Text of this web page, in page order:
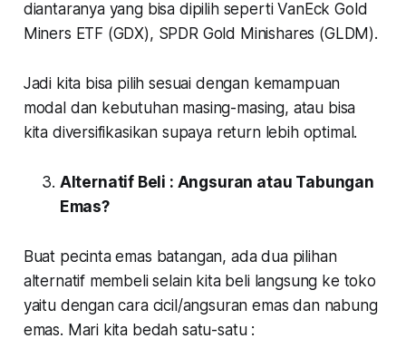
diantaranya yang bisa dipilih seperti VanEck Gold
Miners ETF (GDX), SPDR Gold Minishares (GLDM).
Jadi kita bisa pilih sesuai dengan kemampuan
modal dan kebutuhan masing-masing, atau bisa
kita diversifikasikan supaya return lebih optimal.
Alternatif Beli : Angsuran atau Tabungan
Emas?
Buat pecinta emas batangan, ada dua pilihan
alternatif membeli selain kita beli langsung ke toko
yaitu dengan cara cicil/angsuran emas dan nabung
emas. Mari kita bedah satu-satu :